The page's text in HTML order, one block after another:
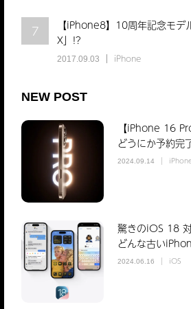
7
【iPhone8】10周年記念モ
X」!?
2017.09.03 iPhone
NEW POST
【iPhone 16
どうにか予約完
2024.09.14
驚きのiOS 18
どんな古い
2024.06.16 iOS